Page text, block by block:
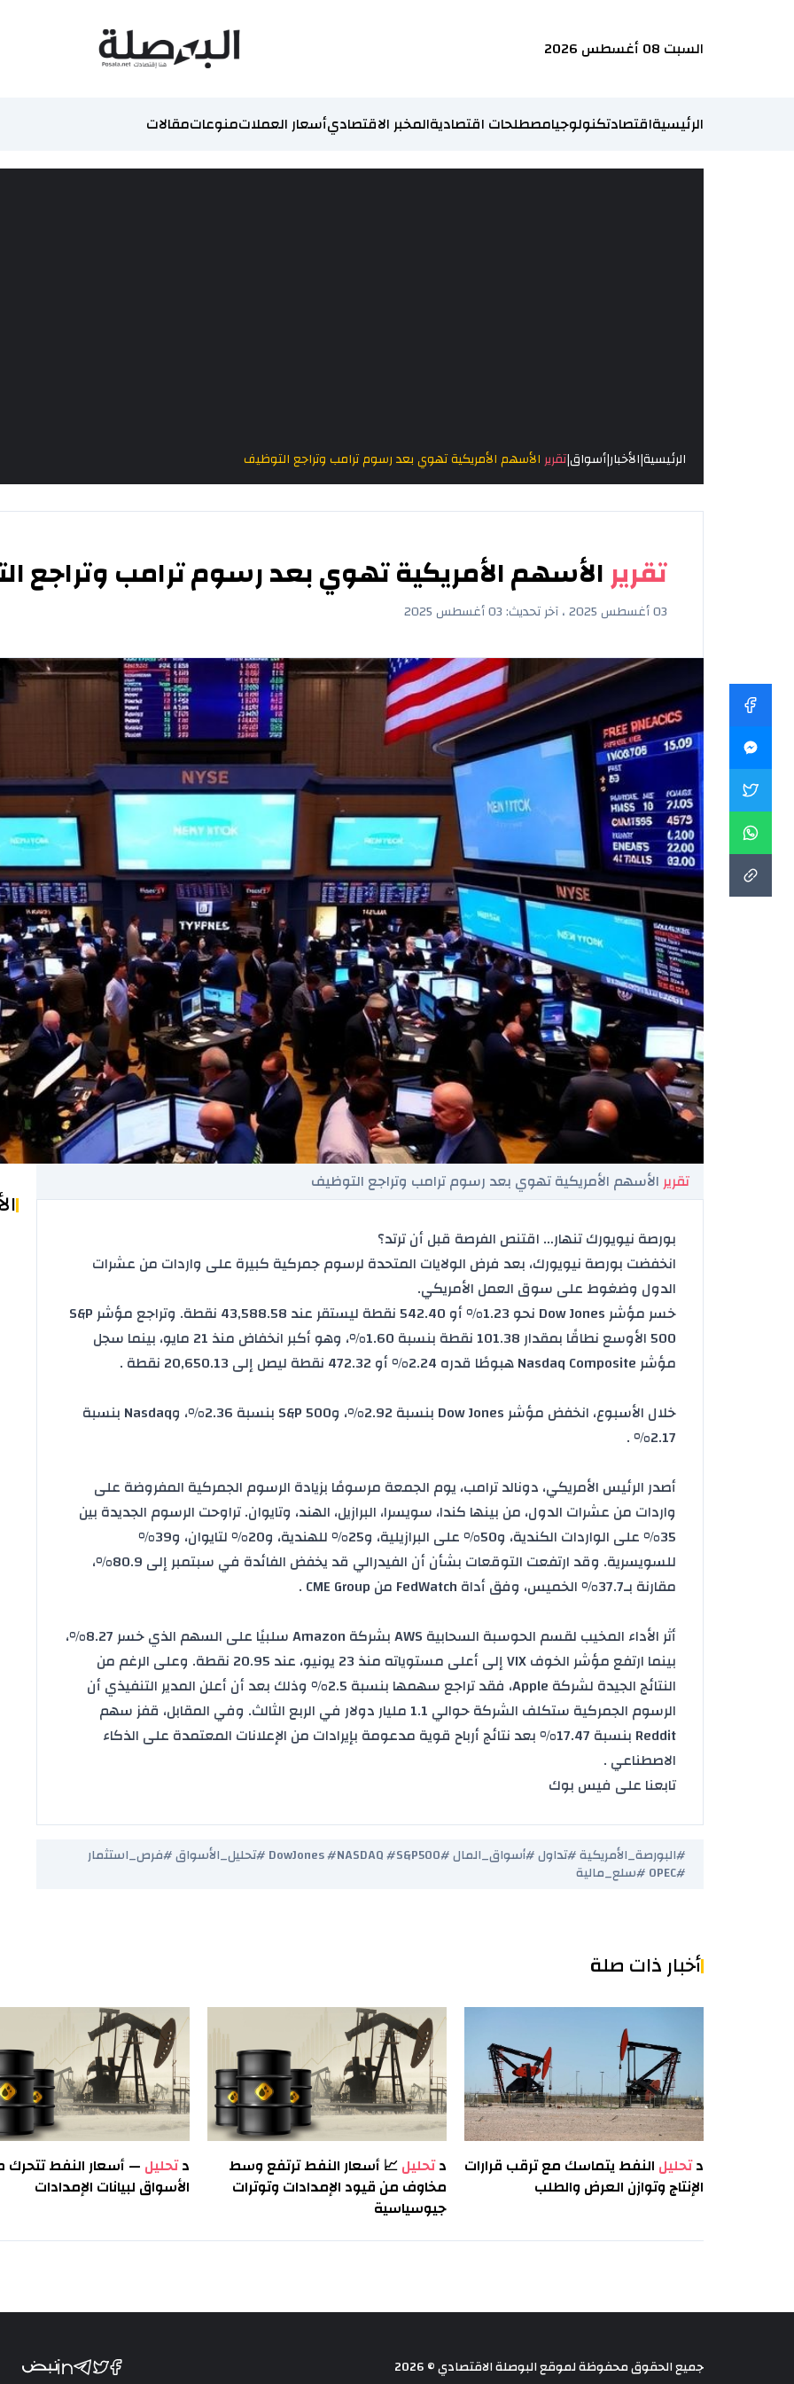
السبت 08 أغسطس 2026
الرئيسيةاقتصادتكنولوجيامصطلحات اقتصاديةالمخبر الاقتصاديأسعار العملاتمنوعاتمقالات
الرئيسية|الأخبار|أسواق|تقريرالأسهم الأمريكية تهوي بعد رسوم ترامب وتراجع التوظيف
تقريرالأسهم الأمريكية تهوي بعد رسوم ترامب وتراجع
03 أغسطس 2025 ، آخر تحديث: 03 أغسطس 2025
تقريرالأسهم الأمريكية تهوي بعد رسوم ترامب وتراجع التوظيف
بورصة نيويورك تنهار… اقتنص الفرصة قبل أن ترتد؟
انخفضت بورصة نيويورك، بعد فرض الولايات المتحدة لرسوم جمركية كبيرة على واردات من عشرات
الدول وضغوط على سوق العمل الأمريكي.
خسر مؤشر Dow Jones نحو 1.23% أو 542.40 نقطة ليستقر عند 43,588.58 نقطة. وتراجع مؤشر S&P
500 الأوسع نطاقًا بمقدار 101.38 نقطة بنسبة 1.60%، وهو أكبر انخفاض منذ 21 مايو، بينما سجل
مؤشر Nasdaq Composite هبوطًا قدره 2.24% أو 472.32 نقطة ليصل إلى 20,650.13 نقطة .
خلال الأسبوع، انخفض مؤشر Dow Jones بنسبة 2.92%، وS&P 500 بنسبة 2.36%، وNasdaq بنسبة
2.17% .
أصدر الرئيس الأمريكي، دونالد ترامب، يوم الجمعة مرسومًا بزيادة الرسوم الجمركية المفروضة على
واردات من عشرات الدول، من بينها كندا، سويسرا، البرازيل، الهند، وتايوان. تراوحت الرسوم الجديدة بين
35% على الواردات الكندية، و50% على البرازيلية، و25% للهندية، و20% لتايوان، و39%
للسويسرية. وقد ارتفعت التوقعات بشأن أن الفيدرالي قد يخفض الفائدة
في سبتمبر إلى 80.9%،
مقارنة بـ37.7% الخميس، وفق أداة FedWatch من CME Group .
أثر الأداء المخيب لقسم الحوسبة السحابية AWS بشركة Amazon سلبيًا على السهم الذي خسر 8.27%،
بينما ارتفع مؤشر الخوف VIX إلى أعلى مستوياته منذ 23 يونيو، عند 20.95 نقطة. وعلى الرغم من
النتائج الجيدة لشركة Apple، فقد تراجع سهمها بنسبة 2.5% وذلك بعد أن أعلن المدير التنفيذي أن
الرسوم الجمركية ستكلف الشركة حوالي 1.1 مليار دولار في الربع الثالث. وفي المقابل، قفز سهم
Reddit بنسبة 17.47% بعد نتائج أرباح قوية مدعومة بإيرادات من الإعلانات المعتمدة على
الذكاء
الاصطناعي .
تابعنا على فيس بوك
#البورصة_الأمريكية #تداول #أسواق_المال #DowJones #NASDAQ #S&P500 #تحليل_الأسواق #فرص_استثمار
#OPEC #سلع_مالية
أخبار ذات صلة
دتحليل النفط يتماسك مع ترقب قرارات
الإنتاج وتوازن العرض والطلب
دتحليل📈 أسعار النفط ترتفع وسط
مخاوف من قيود الإمدادات وتوترات
جيوسياسية
دتحليل — أسعار النفط
الأسواق لبيانات الإمدادات
جميع الحقوق محفوظة لموقع البوصلة الاقتصادي © 2026